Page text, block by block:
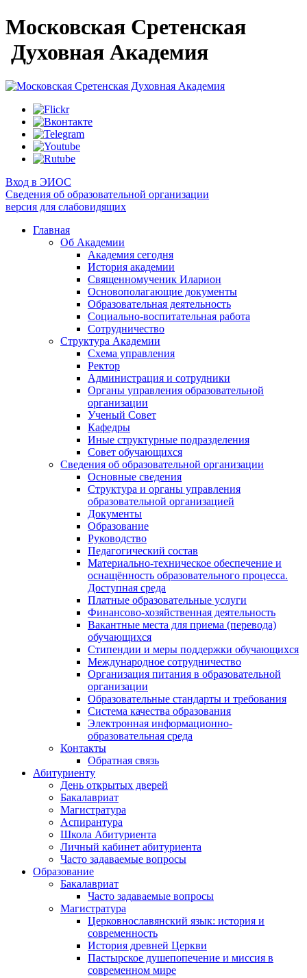
Московская Сретенская
Духовная Академия
Вход в ЭИОС
Сведения об образовательной организации
версия для слабовидящих
Главная
Об Академии
Академия сегодня
История академии
Священномученик Иларион
Основополагающие документы
Образовательная деятельность
Социально-воспитательная работа
Сотрудничество
Структура Академии
Схема управления
Ректор
Администрация и сотрудники
Органы управления образовательной
организации
Ученый Совет
Кафедры
Иные структурные подразделения
Совет обучающихся
Сведения об образовательной организации
Основные сведения
Структура и органы управления
образовательной организацией
Документы
Образование
Руководство
Педагогический состав
Материально-техническое обеспечение и
оснащённость образовательного процесса.
Доступная среда
Платные образовательные услуги
Финансово-хозяйственная деятельность
Вакантные места для приема (перевода)
обучающихся
Стипендии и меры поддержки обучающихся
Международное сотрудничество
Организация питания в образовательной
организации
Образовательные стандарты и требования
Система качества образования
Электронная информационно-
образовательная среда
Контакты
Обратная связь
Абитуриенту
День открытых дверей
Бакалавриат
Магистратура
Аспирантура
Школа Абитуриента
Личный кабинет абитуриента
Часто задаваемые вопросы
Образование
Бакалавриат
Часто задаваемые вопросы
Магистратура
Церковнославянский язык: история и
современность
История древней Церкви
Пастырское душепопечение и миссия в
современном мире